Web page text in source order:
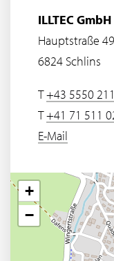
ILLTEC
Hauptstraße 49
6824 Schlins
T+43 5550
T+41 71 511
E-Mail
+
−